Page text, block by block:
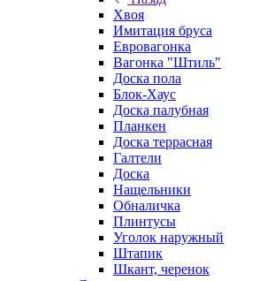
Хвоя
Имитация бруса
Евровагонка
Вагонка "Штиль"
Доска пола
Блок-Хаус
Доска палубная
Планкен
Доска террасная
Галтели
Доска
Нащельники
Обналичка
Плинтусы
Уголок наружный
Штапик
Шкант, черенок